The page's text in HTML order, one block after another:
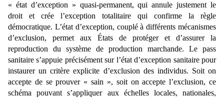
« état d’exception » quasi-permanent, qui annule justement le
droit et crée l’exception totalitaire qui confirme la règle
démocratique. L’état d’exception, couplé à différents mécanismes
d’exclusion, permet aux États de protéger et d’assurer la
reproduction du système de production marchande. Le pass
sanitaire s’appuie précisément sur l’état d’exception sanitaire pour
instaurer un critère explicite d’exclusion des individus. Soit on
accepte de se prouver « sain », soit on accepte l’exclusion, ce
schéma pouvant s’appliquer aux échelles locales, nationales,